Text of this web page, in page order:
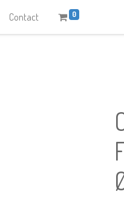
Contact 0